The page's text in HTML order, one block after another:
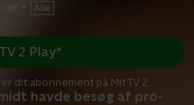
•
havde besøg af pro-
2 Play*
dit abonnement på Mit TV 2.